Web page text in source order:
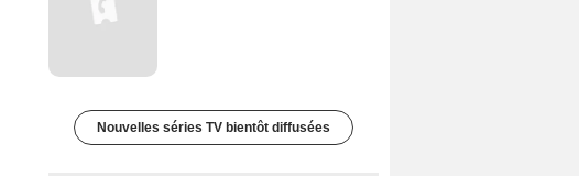
Nouvelles séries TV bientôt diffusées